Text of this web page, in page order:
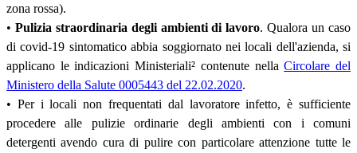
zona rossa).
• Pulizia straordinaria degli ambienti di lavoro. Qualora un caso
di covid-19 sintomatico abbia soggiornato nei locali dell'azienda, si
applicano le indicazioni Ministeriali² contenute nellaCircolare del
Ministero della Salute 0005443 del 22.02.2020.
• Per i locali non frequentati dal lavoratore infetto, è sufficiente
procedere alle pulizie ordinarie degli ambienti con i comuni
detergenti avendo cura di pulire con particolare attenzione tutte le